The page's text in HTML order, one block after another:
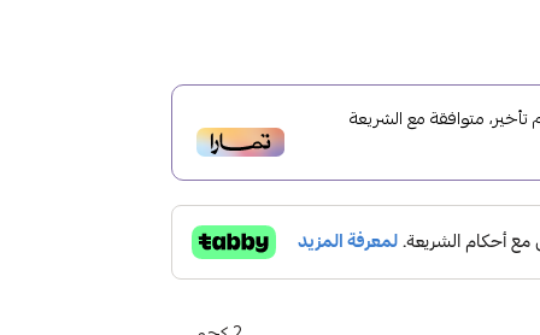
متوافقة مع الشريعة